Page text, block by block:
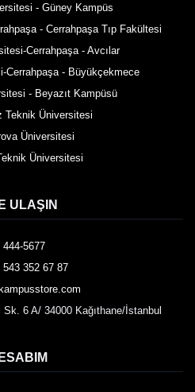
- Güney Kampüs
- Cerrahpaşa Tıp Fakültesi
Cerrahpaşa - Avcılar
Cerrahpaşa - Büyükçekmece
- Beyazıt Kampüsü
Teknik Üniversitesi
Üniversitesi
Üniversitesi
ULAŞIN
5677
352 67 87
6 A/ 34000 Kağıthane/İstanbul